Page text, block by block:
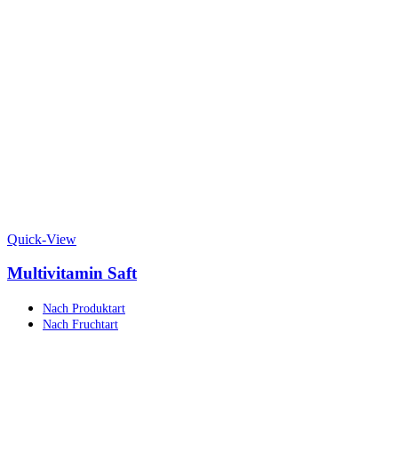
Quick-View
Multivitamin Saft
Nach Produktart
Nach Fruchtart